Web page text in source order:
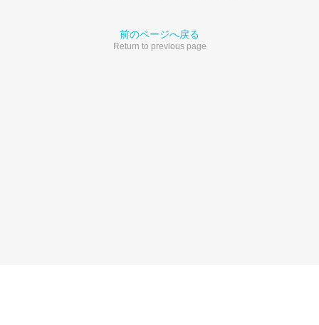
前のページへ戻る
Return to previous page